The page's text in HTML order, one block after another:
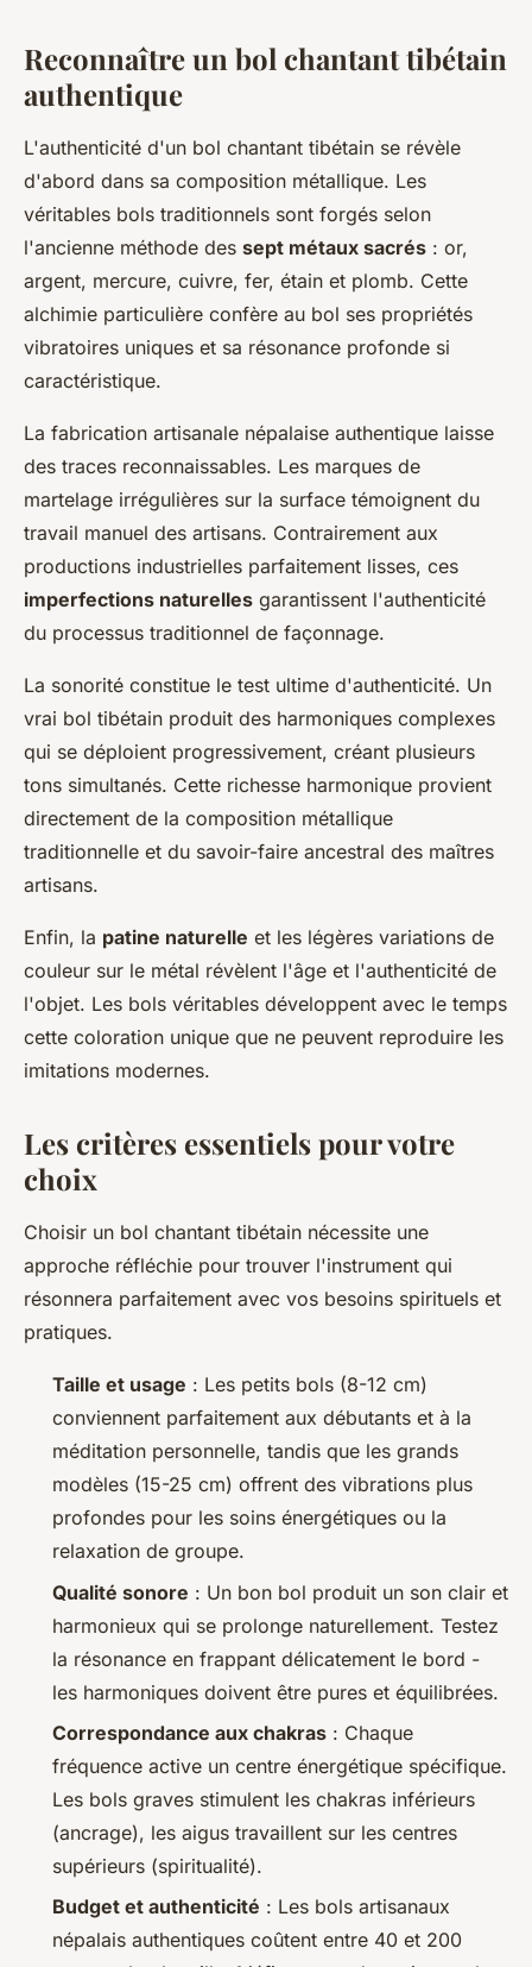
Reconnaître un bol chantant tibétain
authentique
L'authenticité d'un bol chantant tibétain se révèle
d'abord dans sa composition métallique. Les
véritables bols traditionnels sont forgés selon
l'ancienne méthode des sept métaux sacrés : or,
argent, mercure, cuivre, fer, étain et plomb. Cette
alchimie particulière confère au bol ses propriétés
vibratoires uniques et sa résonance profonde si
caractéristique.
La fabrication artisanale népalaise authentique laisse
des traces reconnaissables. Les marques de
martelage irrégulières sur la surface témoignent du
travail manuel des artisans. Contrairement aux
productions industrielles parfaitement lisses, ces
imperfections naturelles garantissent l'authenticité
du processus traditionnel de façonnage.
La sonorité constitue le test ultime d'authenticité. Un
vrai bol tibétain produit des harmoniques complexes
qui se déploient progressivement, créant plusieurs
tons simultanés. Cette richesse harmonique provient
directement de la composition métallique
traditionnelle et du savoir-faire ancestral des maîtres
artisans.
Enfin, la patine naturelle et les légères variations de
couleur sur le métal révèlent l'âge et l'authenticité de
l'objet. Les bols véritables développent avec le temps
cette coloration unique que ne peuvent reproduire les
imitations modernes.
Les critères essentiels pour votre
choix
Choisir un bol chantant tibétain nécessite une
approche réfléchie pour trouver l'instrument qui
résonnera parfaitement avec vos besoins spirituels et
pratiques.
Taille et usage : Les petits bols (8-12 cm)
conviennent parfaitement aux débutants et à la
méditation personnelle, tandis que les grands
modèles (15-25 cm) offrent des vibrations plus
profondes pour les soins énergétiques ou la
relaxation de groupe.
Qualité sonore : Un bon bol produit un son clair et
harmonieux qui se prolonge naturellement. Testez
la résonance en frappant délicatement le bord -
les harmoniques doivent être pures et équilibrées.
Correspondance aux chakras : Chaque
fréquence active un centre énergétique spécifique.
Les bols graves stimulent les chakras inférieurs
(ancrage), les aigus travaillent sur les centres
supérieurs (spiritualité).
Budget et authenticité : Les bols artisanaux
népalais authentiques coûtent entre 40 et 200